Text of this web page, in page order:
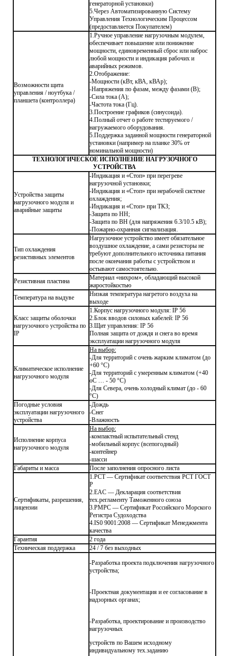
генераторной установки)
5.Через Автоматизированную Систему
Управления Технологическим Процессом
(предоставляется Покупателем)
Возможности щита
управления / ноутбука /
планшета (контроллера)
1.Ручное управление нагрузочным модулем,
обеспечивает повышение или понижение
мощности, единовременный сброс или наброс
любой мощности и индикация рабочих и
аварийных режимов.
2.Отображение:
-Мощности (кВт, кВА, кВАр);
-Напряжения по фазам, между фазами (В);
-Сила тока (А);
-Частота тока (Гц).
3.Построение графиков (синусоида).
4.Полный отчет о работе тестируемого /
нагружаемого оборудования.
5.Поддержка заданной мощности генераторной
установки (например на планке 30% от
номинальной мощности)
ТЕХНОЛОГИЧЕСКОЕ ИСПОЛНЕНИЕ НАГРУЗОЧНОГО
УСТРОЙСТВА
Устройства защиты
нагрузочного модуля и
аварийные защиты
-Индикация и «Стоп» при перегреве
нагрузочной установки;
-Индикация и «Стоп» при нерабочей системе
охлаждения;
-Индикация и «Стоп» при ТКЗ;
-Защита по НН;
-Защита по ВН (для напряжения 6.3/10.5 кВ);
-Пожарно-охранная сигнализация.
Тип охлаждения
резистивных элементов
Нагрузочное устройство имеет обязательное
воздушное охлаждение, а сами резисторы не
требуют дополнительного источника питания
после окончания работы с устройством и
остывают самостоятельно.
Резистивная пластина
Материал «нихром», обладающий высокой
жаростойкостью
Температура на выдуве
Низкая температура нагретого воздуха на
выходе
Класс защиты оболочки
нагрузочного устройства по
IP
1.Корпус нагрузочного модуля: IP 56
2.Блок вводов силовых кабелей: IP 56
3.Щит управления: IP 56
Полная защита от дождя и снега во время
эксплуатации нагрузочного модуля
Климатическое исполнение
нагрузочного модуля
На выбор:
-Для территорий с очень жарким климатом (до
+60 °С)
-Для территорий с умеренным климатом (+40
оС … - 50 °С)
-Для Севера, очень холодный климат (до - 60
°С)
Погодные условия
эксплуатации нагрузочного
устройства
-Дождь
-Снег
-Влажность
Исполнение корпуса
нагрузочного модуля
На выбор:
-компактный испытательный стенд
-мобильный корпус (всепогодный)
-контейнер
-шасси
Габариты и масса
После заполнения опросного листа
Сертификаты, разрешения,
лицензии
1.РСТ — Сертификат соответствия РСТ ГОСТ
Р
2.EAC — Декларация соответствия
тех.регламенту Таможенного союза
3.РМРС — Сертификат Российского Морского
Регистра Судоходства
4.IS0 9001:2008 — Сертификат Менеджмента
качества
Гарантия
2 года
Техническая поддержка
24 / 7 без выходных
-Разработка проекта подключения нагрузочного
устройства;
-Проектная документация и ее согласование в
надзорных органах;
-Разработка, проектирование и производство
нагрузочных
устройств по Вашем исходному
индивидуальному тех.заданию